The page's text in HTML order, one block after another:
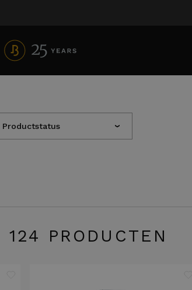
Productstatus ›
124 PRODUCTEN